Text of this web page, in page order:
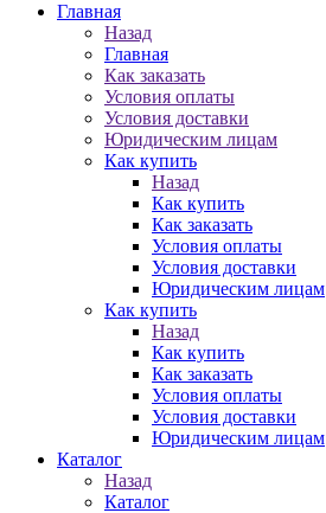
Главная
Назад
Главная
Как заказать
Условия оплаты
Условия доставки
Юридическим лицам
Как купить
Назад
Как купить
Как заказать
Условия оплаты
Условия доставки
Юридическим лицам
Как купить
Назад
Как купить
Как заказать
Условия оплаты
Условия доставки
Юридическим лицам
Каталог
Назад
Каталог